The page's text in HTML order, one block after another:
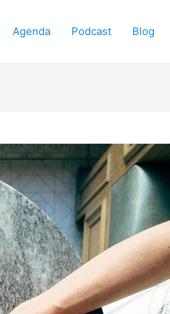
Agenda Podcast Blog